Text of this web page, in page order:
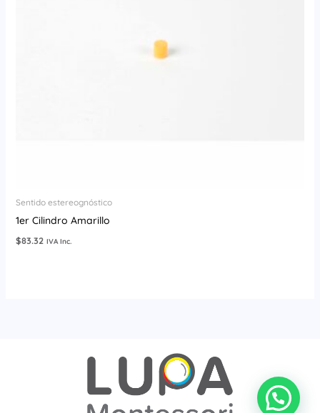
Sentido estereognóstico
1er Cilindro Amarillo
$83.32 IVA Inc.